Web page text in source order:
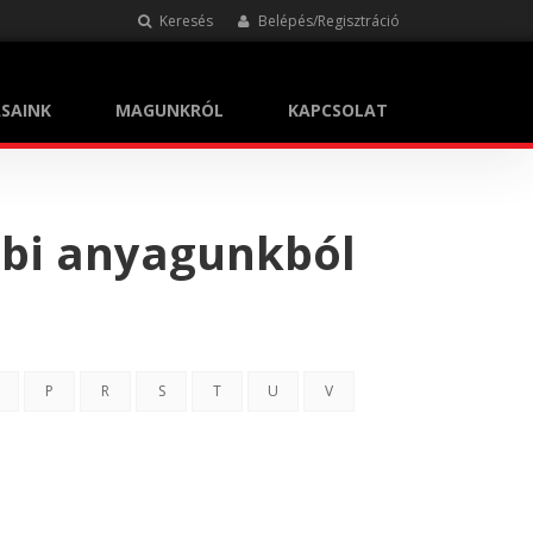
Keresés Belépés/Regisztráció
MAGUNKRÓL KAPCSOLAT
anyagunkból
P R S T U V